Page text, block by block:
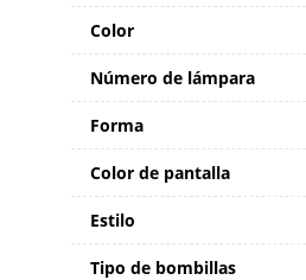
Color
Número de lámpara
Forma
Color de pantalla
Estilo
Tipo de bombillas